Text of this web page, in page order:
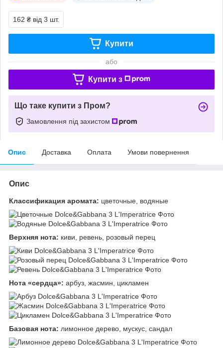
162 ₴ від 3 шт.
Купити
або
Купити з
Що таке купити з Пром?
Замовлення під захистом
Опис Доставка Оплата Умови повернення
Опис
Классификация аромата: цветочные, водяные
Верхняя нота: киви, ревень, розовый перец
Нота «сердца»: арбуз, жасмин, цикламен
Базовая нота: лимонное дерево, мускус, сандал